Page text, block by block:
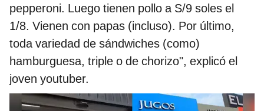
pepperoni. Luego tienen pollo a S/9 soles el
1/8. Vienen con papas (incluso). Por último,
toda variedad de sándwiches (como)
hamburguesa, triple o de chorizo", explicó el
joven youtuber.